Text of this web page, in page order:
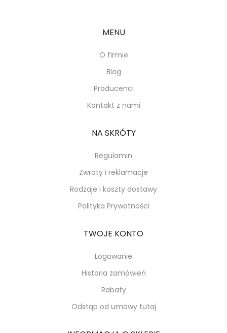
MENU
O firmie
Blog
Producenci
Kontakt z nami
NA SKRÓTY
Regulamin
Zwroty i reklamacje
Rodzaje i koszty dostawy
Polityka Prywatności
TWOJE KONTO
Logowanie
Historia zamówień
Rabaty
Odstąp od umowy tutaj